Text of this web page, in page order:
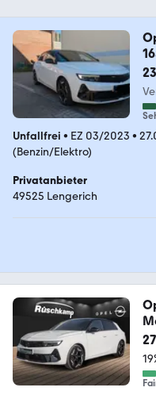
Unfallfrei • EZ 03/2023 •
(Benzin/Elektro)
Privatanbieter
49525 Lengerich